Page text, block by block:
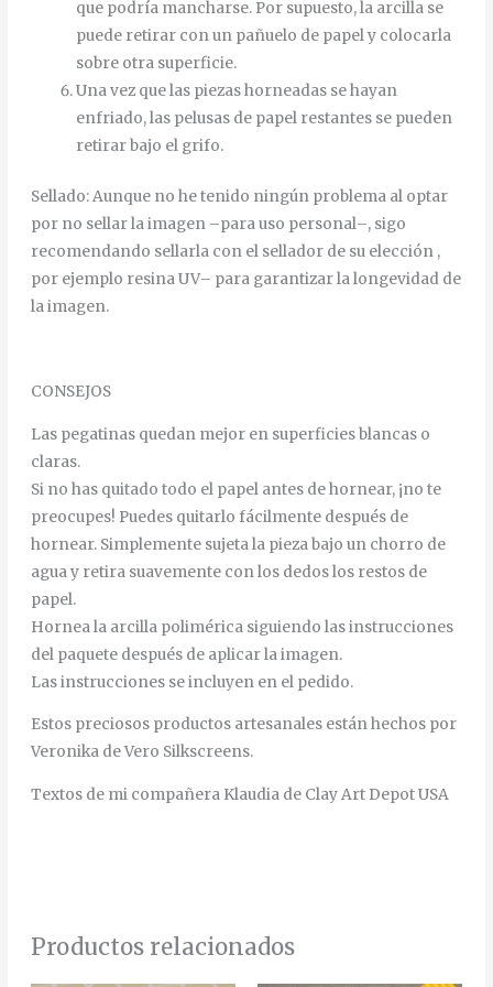
que podría mancharse. Por supuesto,la arcilla se
puede retirar conun pañuelo de papely colocarla
sobre otra superficie.
Unavez quelas piezashorneadas sehayan
enfriado,las pelusas de papel restantes se pueden
retirarbajo el grifo.
Sellado:Aunque no hetenido ningún problema al optar
por no sellarlaimagen –parauso personal–, sigo
recomendando sellarla con el sellador de su elección,
por ejemplo resinaUV– para garantizarlalongevidad de
laimagen.
CONSEJOS
Las pegatinas quedan mejor en superficies blancas o
claras.
Si no has quitado todo el papel antes de hornear, ¡no te
preocupes! Puedes quitarlo fácilmente después de
hornear. Simplemente sujeta la pieza bajo un chorro de
agua y retira suavemente con los dedos los restos de
papel.
Hornea la arcilla polimérica siguiendo las instrucciones
del paquete después de aplicar la imagen.
Las instrucciones se incluyen en el pedido.
Estos preciosos productos artesanales están hechos por
Veronika de Vero Silkscreens.
Textos de mi compañera Klaudia de Clay Art Depot USA
Productos relacionados